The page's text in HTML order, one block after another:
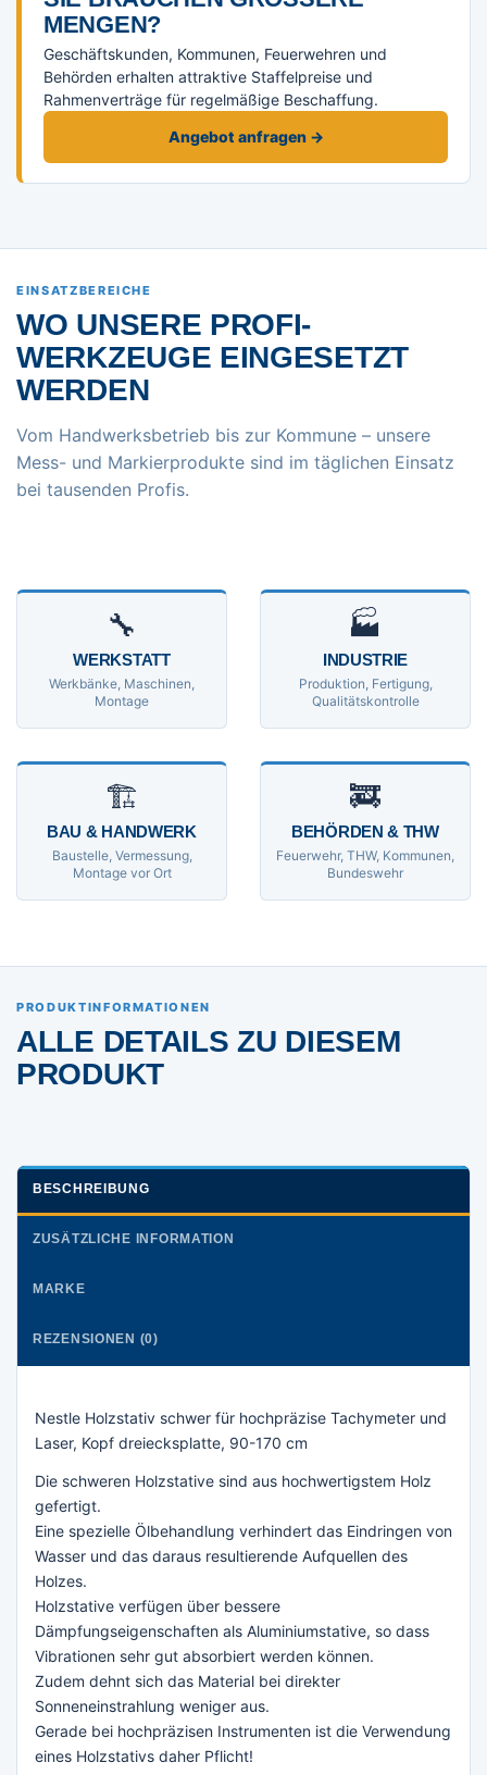
ENGEN?
Geschäftskunden, Kommunen, Feuerwehren und
Behörden erhalten attraktive Staffelpreise und
Rahmenverträge für regelmäßige Beschaffung.
Angebot anfragen →
EINSATZBEREICHE
WO UNSERE PROFI-
WERKZEUGE EINGESETZT
WERDEN
Vom Handwerksbetrieb bis zur Kommune – unsere
Mess- und Markierprodukte sind im täglichen Einsatz
bei tausenden Profis.
🔧
WERKSTATT
Werkbänke, Maschinen,
Montage
🏭
INDUSTRIE
Produktion, Fertigung,
Qualitätskontrolle
🏗
BAU & HANDWERK
Baustelle, Vermessung,
Montage vor Ort
🚒
BEHÖRDEN & THW
Feuerwehr, THW, Kommunen,
Bundeswehr
PRODUKTINFORMATIONEN
ALLE DETAILS ZU DIESEM
PRODUKT
BESCHREIBUNG
ZUSÄTZLICHE INFORMATION
MARKE
REZENSIONEN (0)
Nestle Holzstativ schwer für hochpräzise Tachymeter und
Laser, Kopf dreiecksplatte, 90-170 cm
Die schweren Holzstative sind aus hochwertigstem Holz
gefertigt.
Eine spezielle Ölbehandlung verhindert das Eindringen von
Wasser und das daraus resultierende Aufquellen des
Holzes.
Holzstative verfügen über bessere
Dämpfungseigenschaften als Aluminiumstative, so dass
Vibrationen sehr gut absorbiert werden können.
Zudem dehnt sich das Material bei direkter
Sonneneinstrahlung weniger aus.
Gerade bei hochpräzisen Instrumenten ist die Verwendung
eines Holzstativs daher Pflicht!